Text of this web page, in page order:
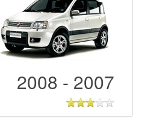
2007 - 2008